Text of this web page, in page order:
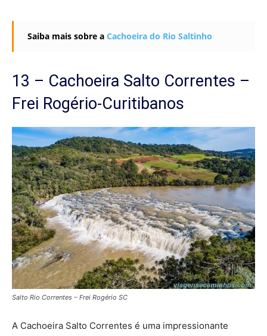
Saiba mais sobre a Cachoeira do Rio Saltinho
13 – Cachoeira Salto Correntes –
Frei Rogério-Curitibanos
Salto Rio Correntes – Frei Rogério SC
A Cachoeira Salto Correntes é uma impressionante